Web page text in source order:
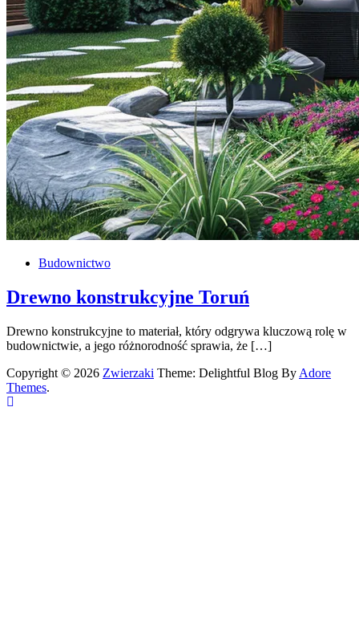
Budownictwo
Drewno konstrukcyjne Toruń
Drewno konstrukcyjne to materiał, który odgrywa kluczową rolę w
budownictwie, a jego różnorodność sprawia, że […]
Copyright © 2026 Zwierzaki Theme: Delightful Blog By Adore
Themes.